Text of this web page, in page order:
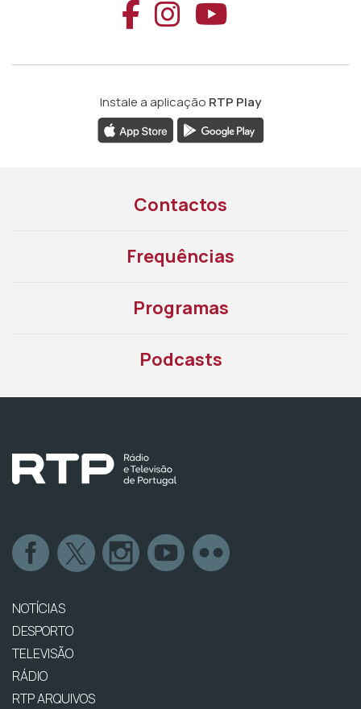
Aceder ao
Aceder ao
Aceder
Instale a aplicação RTP Play
Contactos
Frequências
Programas
Podcasts
NOTÍCIAS
DESPORTO
TELEVISÃO
RÁDIO
RTP ARQUIVOS